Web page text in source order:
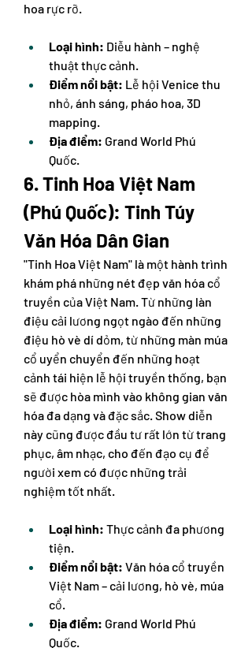
hoa rực rỡ.
Loại hình: Diễu hành – nghệ
thuật thực cảnh.
Điểm nổi bật: Lễ hội Venice thu
nhỏ, ánh sáng, pháo hoa, 3D
mapping.
Địa điểm: Grand World Phú
Quốc.
6. Tinh Hoa Việt Nam
(Phú Quốc): Tinh Túy
Văn Hóa Dân Gian
"Tinh Hoa Việt Nam" là một hành trình
khám phá những nét đẹp văn hóa cổ
truyền của Việt Nam. Từ những làn
điệu cải lương ngọt ngào đến những
điệu hò vè dí dỏm, từ những màn múa
cổ uyển chuyển đến những hoạt
cảnh tái hiện lễ hội truyền thống, bạn
sẽ được hòa mình vào không gian văn
hóa đa dạng và đặc sắc. Show diễn
này cũng được đầu tư rất lớn từ trang
phục, âm nhạc, cho đến đạo cụ để
người xem có được những trải
nghiệm tốt nhất.
Loại hình: Thực cảnh đa phương
tiện.
Điểm nổi bật: Văn hóa cổ truyền
Việt Nam – cải lương, hò vè, múa
cổ.
Địa điểm: Grand World Phú
Quốc.